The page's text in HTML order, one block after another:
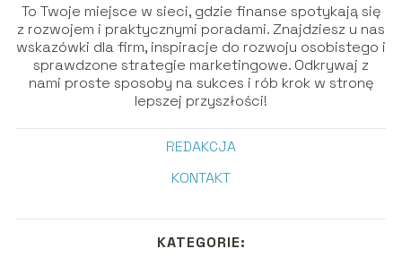
To Twoje miejsce w sieci, gdzie finanse spotykają się
z rozwojem i praktycznymi poradami. Znajdziesz u nas
wskazówki dla firm, inspiracje do rozwoju osobistego i
sprawdzone strategie marketingowe. Odkrywaj z
nami proste sposoby na sukces i rób krok w stronę
lepszej przyszłości!
REDAKCJA
KONTAKT
KATEGORIE: